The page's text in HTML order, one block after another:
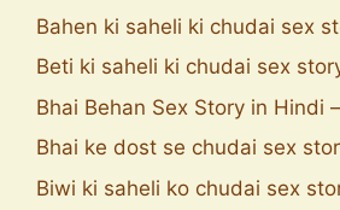
Bahen ki saheli ki chudai sex
Beti ki saheli ki chudai sex
Bhai Behan Sex Story in Hindi –
Bhai ke dost se chudai sex
Biwi ki saheli ko chudai sex